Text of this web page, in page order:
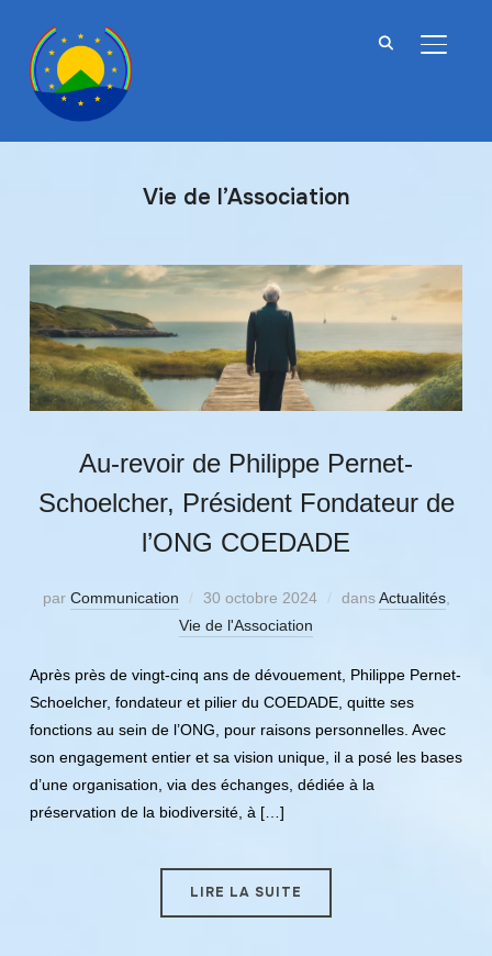
Vie de l’Association
Au-revoir de Philippe Pernet-
Schoelcher, Président Fondateur de
l’ONG COEDADE
par Communication 30 octobre 2024 dansActualités,
Vie de l'Association
Après près de vingt-cinq ans de dévouement, Philippe Pernet-
Schoelcher, fondateur et pilier du COEDADE, quitte ses
fonctions au sein de l’ONG, pour raisons personnelles. Avec
son engagement entier et sa vision unique, il a posé les bases
d’une organisation, via des échanges, dédiée à la
préservation de la biodiversité, à […]
LIRE LA SUITE